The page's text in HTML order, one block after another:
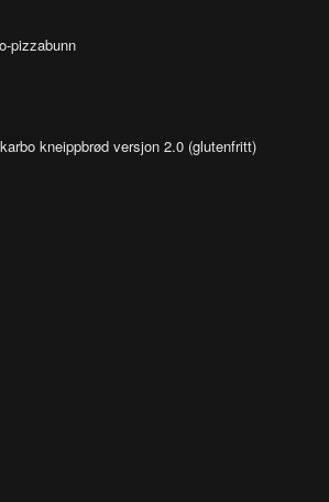
pizzabunn
kneippbrød versjon 2.0 (glutenfritt)